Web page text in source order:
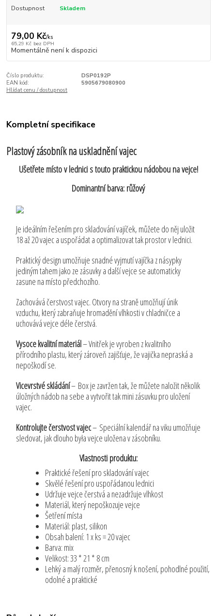
Dostupnost Skladem
79,00 Kč/ks
65,29 Kč bez DPH
Momentálně není k dispozici
Číslo produktu:
DSP0192P
EAN kód:
5905679080900
Hlídat cenu / dostupnost
Kompletní specifikace
Plastový zásobník na uskladnění vajec
Ušetřete místo v lednici s touto praktickou nádobou na vejce!
Dominantní barva: růžový
Je ideálním řešením pro skladování vajíček, můžete do něj uložit
18 až 20 vajec a uspořádat a optimalizovat tak prostor v lednici.
Praktický design umožňuje snadné vyjmutí vajíčka z násypky
jediným tahem jako ze zásuvky a další vejce se automaticky
zasune na místo předchozího.
Zachovává čerstvost vajec. Otvory na straně umožňují únik
vzduchu, který zabraňuje hromadění vlhkosti v chladničce a
uchovává vejce déle čerstvá.
Vysoce kvalitní materiál– Vnitřek je vyroben z kvalitního
přírodního plastu, který zároveň zajišťuje, že vajička nepraská a
nepoškodí se.
Vicevrstvé skládání– Box je zavržen tak, že můžete naložit několik
úložných nádob na sebe a vytvořit tak mini zásuvku pro uložení
vajec.
Kontrolujte čerstvost vajec– Speciální kalendář na viku umožňuje
sledovat, jak dlouho była vejce uložena v zásobníku.
Vlastnosti produktu:
Praktické řešení pro skladování vajec
Skvělé řešení pro uspořádanou lednici
Udržuje vejce čerstvá a nezadržuje vlhkost
Materiál, který nepoškozuje vejce
Šetření místa
Materiál: plast, silikon
Obsah balení: 1 x ks = 20 vajec
Barva: mix
Velikost: 33 * 21 * 8 cm
Lehký a malý rozměr, přenosný k nošení, pohodlné použití,
odolné a praktické